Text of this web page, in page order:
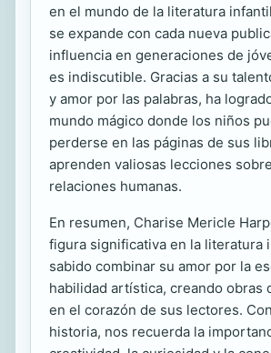
en el mundo de la literatura
se expande con cada nueva
influencia en generaciones de
es indiscutible. Gracias a su
y amor por las palabras, ha
mundo mágico donde los niños
perderse en las páginas de sus
aprenden valiosas lecciones
relaciones humanas.
En resumen, Charise Mericle
figura significativa en la literatura
sabido combinar su amor por la
habilidad artística, creando obras
en el corazón de sus lectores.
historia, nos recuerda la